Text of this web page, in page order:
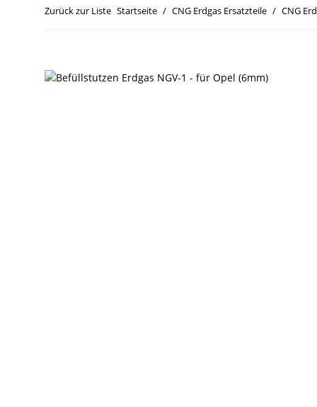
Zurück zur Liste Startseite CNG Erdgas Ersatzteile CNG